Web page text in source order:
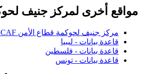
مواقع أخرى لمركز جنيف
مركز جنيف لحوكمة قطاع الأمن DCAF
قاعدة بيانات - ليبيا
قاعدة بيانات - فلسطين
قاعدة بيانات - تونس